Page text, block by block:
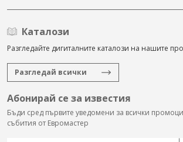
Каталози
Разгледайте дигиталните каталози на нашите
Разгледай всички
Абонирай се за известия
Бъди сред първите уведомени за всички
събития от Евромастер